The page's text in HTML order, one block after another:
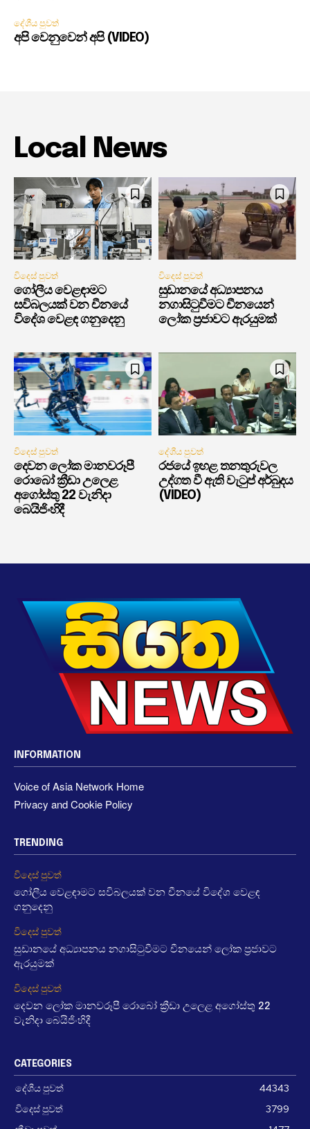
දේශීය පුවත්
අපි වෙනුවෙන් අපි (VIDEO)
Local News
විදෙස් පුවත්
ගෝලීය වෙළඳාමට
සවිබලයක් වන චීනයේ
විදේශ වෙළඳ ගනුදෙනු
විදෙස් පුවත්
සුඩානයේ අධ්‍යාපනය
නගාසිටුවීමට චීනයෙන්
ලෝක ප්‍රජාවට ඇරයුමක්
විදෙස් පුවත්
දෙවන ලෝක මානවරූපී
රොබෝ ක්‍රීඩා උලෙළ
අගෝස්තු 22 වැනිදා
බෙයිජිංහිදී
දේශීය පුවත්
රජයේ ඉහළ තනතුරුවල
උද්ගත වී ඇති වැටුප් අර්බුදය
(VIDEO)
INFORMATION
Voice of Asia Network Home
Privacy and Cookie Policy
TRENDING
විදෙස් පුවත්
ගෝලීය වෙළඳාමට සවිබලයක් වන චීනයේ විදේශ වෙළඳ
ගනුදෙනු
විදෙස් පුවත්
සුඩානයේ අධ්‍යාපනය නගාසිටුවීමට චීනයෙන් ලෝක ප්‍රජාවට
ඇරයුමක්
විදෙස් පුවත්
දෙවන ලෝක මානවරූපී රොබෝ ක්‍රීඩා උලෙළ අගෝස්තු 22
වැනිදා බෙයිජිංහිදී
CATEGORIES
දේශීය පුවත්
44343
විදෙස් පුවත්
3799